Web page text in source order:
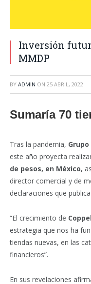
Inversión
MMDP
BY ADMIN ON 25 ABRIL, 2022
Sumaría 70
Tras la pandemia, Grupo
este año proyecta
de pesos, en México,
director comercial y de
declaraciones que
“El crecimiento de Coppel
estrategia que nos ha
tiendas nuevas, en las
financieros”.
En sus revelaciones